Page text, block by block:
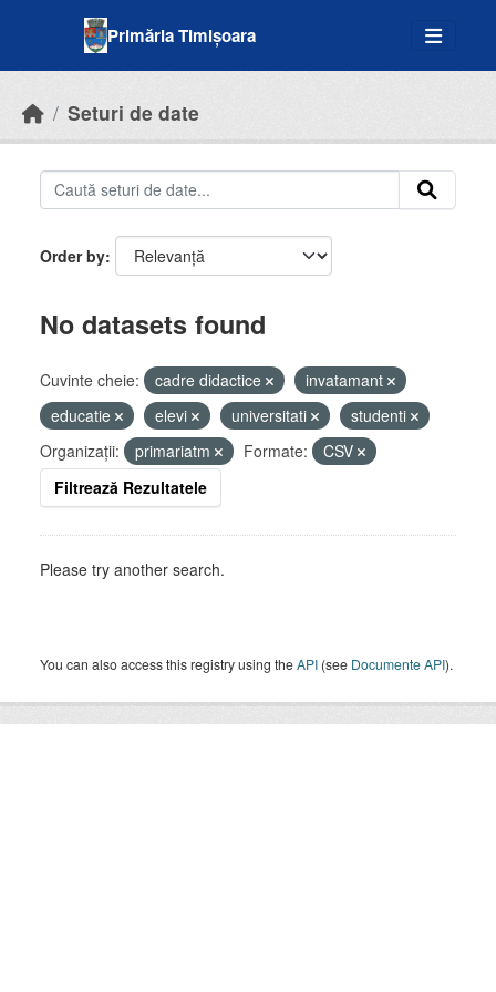
Primăria Timișoara
Seturi de date
Order by
No datasets found
Cuvinte cheie: cadre didactice
invatamant
educatie
elevi universitati
studenti
Organizații:
primariatm Formate:
CSV
Filtrează Rezultatele
Please try another search.
You can also access this registry using theAPI (see Documente API).